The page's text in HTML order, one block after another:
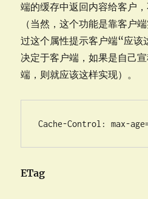
端的缓存中返回内容给客户
（当然，这个功能是靠客户
过这个属性提示客户端“应该
决定于客户端，如果是自己
端，则就应该这样实现）。
Cache-Control: max-
ETag